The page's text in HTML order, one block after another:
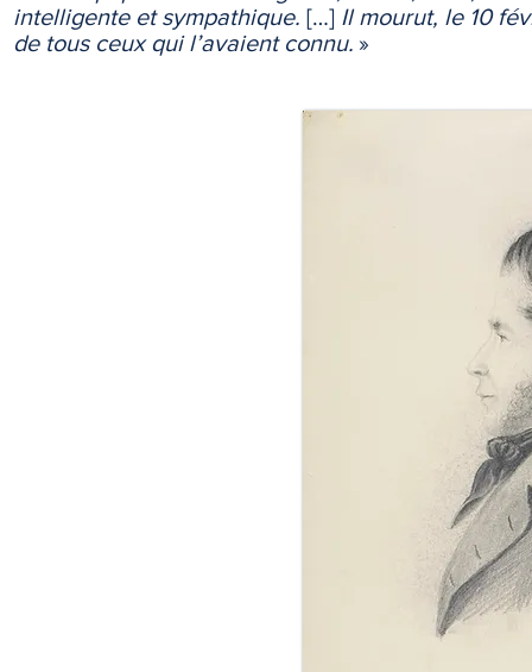
intelligente et sympathique. […] Il mourut, le 10
de tous ceux qui l’avaient connu. »